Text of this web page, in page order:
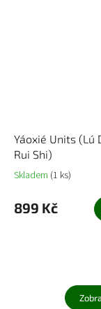
Yáoxié Units (Lú
Rui Shi)
Skladem (1 ks)
899 Kč